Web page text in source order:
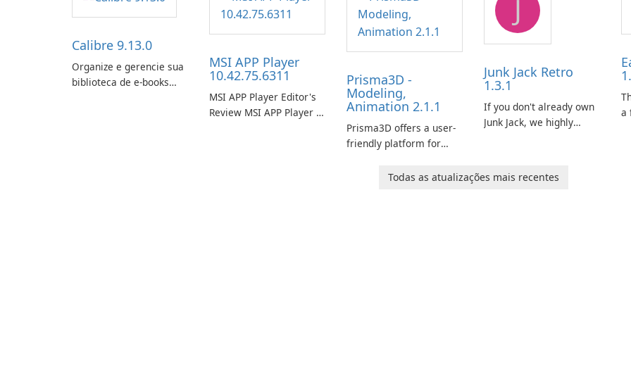
Calibre 9.13.0
Organize e gerencie sua
biblioteca de e-books
MSI APP Player
10.42.75.6311
MSI APP Player Editor's
Review MSI APP Player is
Prisma3D -
Modeling,
Animation 2.1.1
Prisma3D offers a user-
friendly platform for
bring their imagination
J
Junk Jack Retro
1.3.1
If you don't already own
Junk Jack, we highly
game is where it all
a
Todas as atualizações mais recentes